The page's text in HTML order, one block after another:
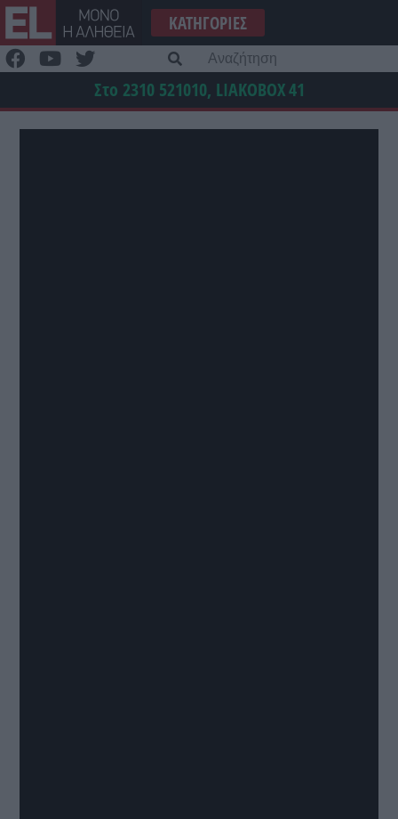
Μετάβαση
στο
περιεχόμενο
ΚΑΤΗΓΟΡΊΕΣ
Στο 2310 521010, LIAKOBOX41